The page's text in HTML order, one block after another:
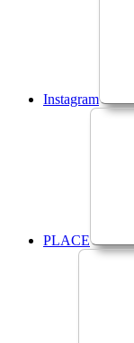
Instagram
PLACE